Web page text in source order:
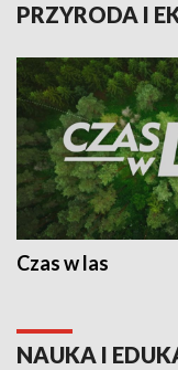
PRZYRODA I
Czas w las
NAUKA I